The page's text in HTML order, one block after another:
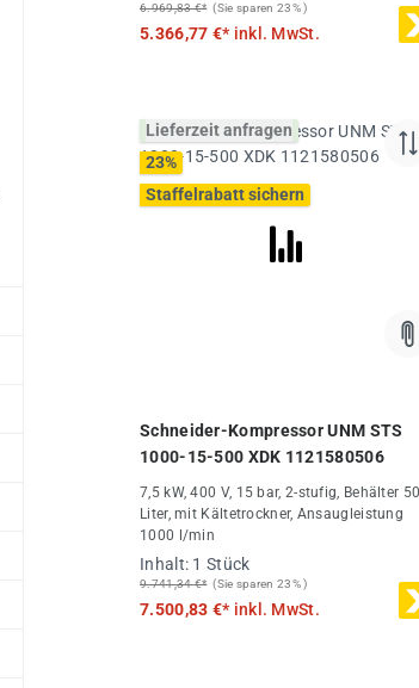
6.969,83 €* (Sie sparen 23% )
5.366,77 €* inkl. MwSt.
Lieferzeit anfragen
23%
Staffelrabatt sichern
Schneider-Kompressor UNM STS
1000-15-500 XDK 1121580506
7,5 kW, 400 V, 15 bar, 2-stufig, Behälter
Liter, mit Kältetrockner, Ansaugleistung
1000 l/min
Inhalt: 1 Stück
9.741,34 €* (Sie sparen 23% )
7.500,83 €* inkl. MwSt.